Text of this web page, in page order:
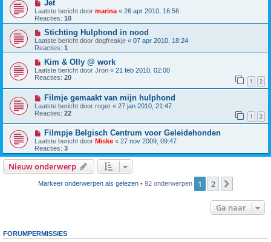
Jet
Laatste bericht door marina « 26 apr 2010, 16:56
Reacties: 10
Stichting Hulphond in nood
Laatste bericht door dogfreakje « 07 apr 2010, 18:24
Reacties: 1
Kim & Olly @ work
Laatste bericht door Jron « 21 feb 2010, 02:00
Reacties: 20 1 2
Filmje gemaakt van mijn hulphond
Laatste bericht door roger « 27 jan 2010, 21:47
Reacties: 22 1 2
Filmpje Belgisch Centrum voor Geleidehonden
Laatste bericht door Miske « 27 nov 2009, 09:47
Reacties: 3
Nieuw onderwerp
Markeer onderwerpen als gelezen • 92 onderwerpen 1 2
Ga naar
FORUMPERMISSIES